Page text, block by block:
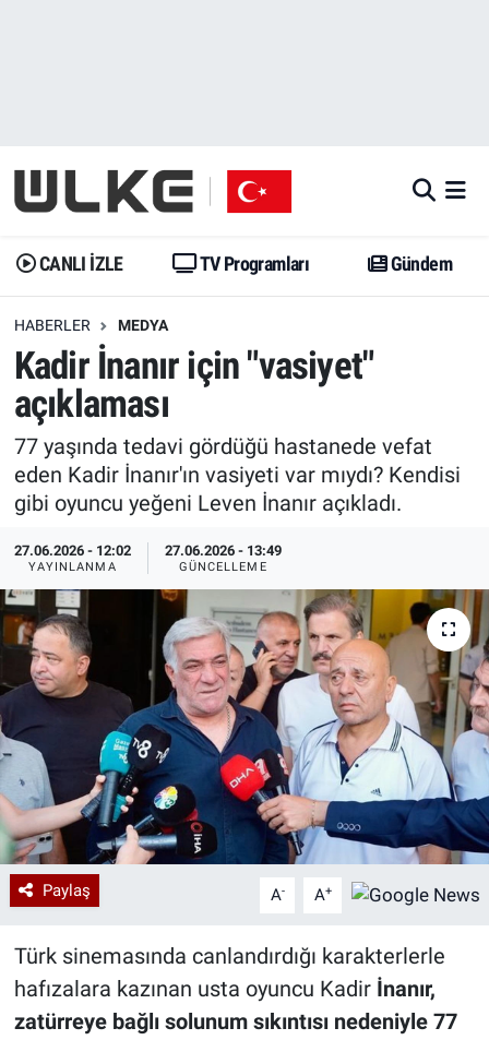
CANLI İZLE TV Programları Gündem
HABERLER MEDYA
Kadir İnanır için "vasiyet"
açıklaması
77 yaşında tedavi gördüğü hastanede vefat
eden Kadir İnanır'ın vasiyeti var mıydı? Kendisi
gibi oyuncu yeğeni Leven İnanır açıkladı.
27.06.2026 - 12:02
YAYINLANMA
27.06.2026 - 13:49
GÜNCELLEME
Paylaş A- A+
Türk sinemasında canlandırdığı karakterlerle
hafızalara kazınan usta oyuncu Kadirİnanır,
zatürreye bağlı solunum sıkıntısı nedeniyle 77
Gündem
Dünya
Erişim Bilgileri
Ekonomi
Trend
Yazarlar
Gündem
Trend
Erişim Bilgileri
Spor
Ekonomi
Medya
Özel Haberler
Kadın
Erişim Bilgileri
Sağlık
Teknoloji
İstanbul Namaz Vakitleri
Trafik Durumu
Erişim Bilgileri
Tüm Manşetler
Son Dakika Haberleri